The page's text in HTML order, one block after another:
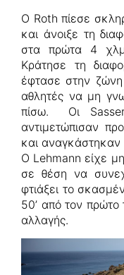
Ο Roth πίεσε
και άνοιξε τη
στα πρώτα 4 χλμ.
Κράτησε τη
έφτασε στην
αθλητές να μη
πίσω. Οι
αντιμετώπισαν
και
Ο Lehmann είχε
σε θέση να
φτιάξει το
50’ από τον
αλλαγής.